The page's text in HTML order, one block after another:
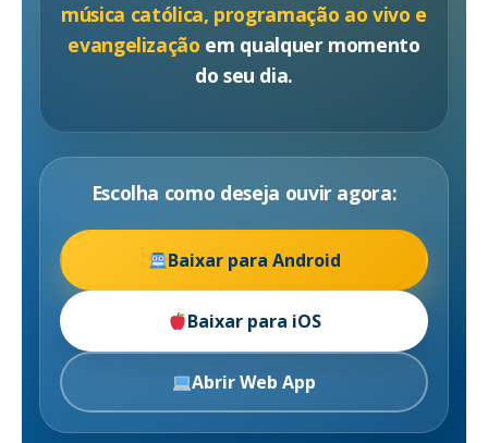
música católica, programação ao vivo e
evangelização em qualquer momento
do seu dia.
Escolha como deseja ouvir agora:
Baixar para Android
Baixar para iOS
Abrir Web App